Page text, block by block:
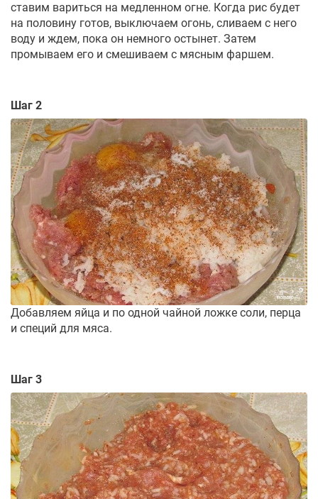
ставим вариться на медленном огне. Когда рис будет
на половину готов, выключаем огонь, сливаем с него
воду и ждем, пока он немного остынет. Затем
промываем его и смешиваем с мясным фаршем.
Шаг 2
Добавляем яйца и по одной чайной ложке соли, перца
и специй для мяса.
Шаг 3